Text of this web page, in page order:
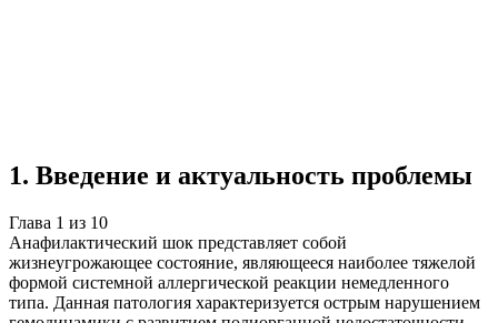
1. Введение и актуальность проблемы
Глава 1 из 10
Анафилактический шок представляет собой
жизнеугрожающее состояние, являющееся наиболее тяжелой
формой системной аллергической реакции немедленного
типа. Данная патология характеризуется острым нарушением